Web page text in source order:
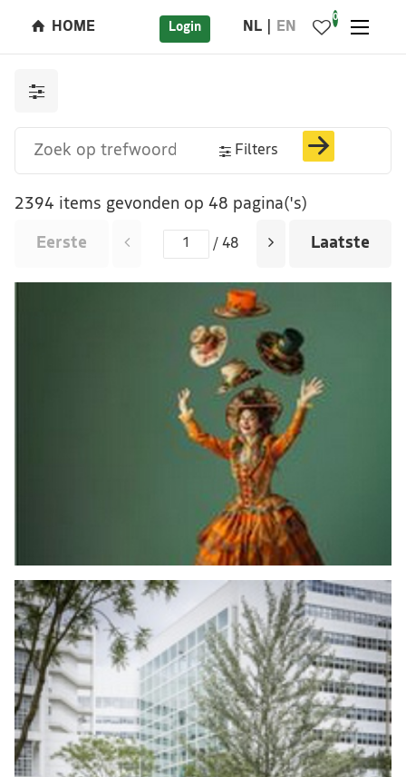
HOME Login NL EN
0
Filters
2394 items gevonden op 48 pagina('s)
Eerste / 48 Laatste